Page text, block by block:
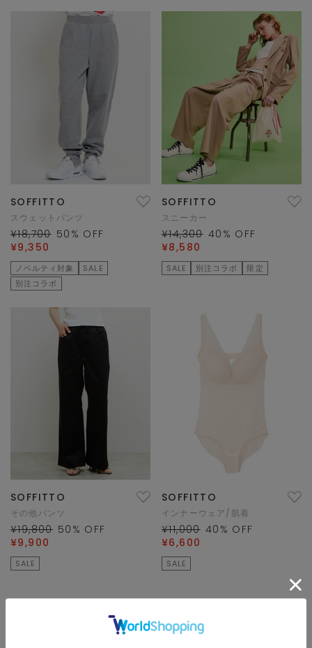
SOFFITTO
スウェットパンツ
¥18,700 50 % OFF
¥9,350
ノベルティ対象
SALE
別注コラボ
SOFFITTO
スニーカー
¥14,300 40 % OFF
¥8,580
SALE 別注コラボ 限定
SOFFITTO
その他パンツ
¥19,800 50 % OFF
¥9,900
SALE
SOFFITTO
インナーウェア/肌着
¥11,000 40 % OFF
¥6,600
SALE